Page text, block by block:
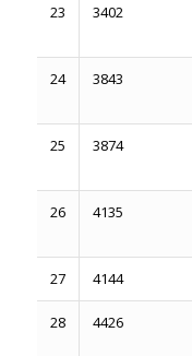
23 3402
24 3843
25 3874
26 4135
27 4144
28 4426